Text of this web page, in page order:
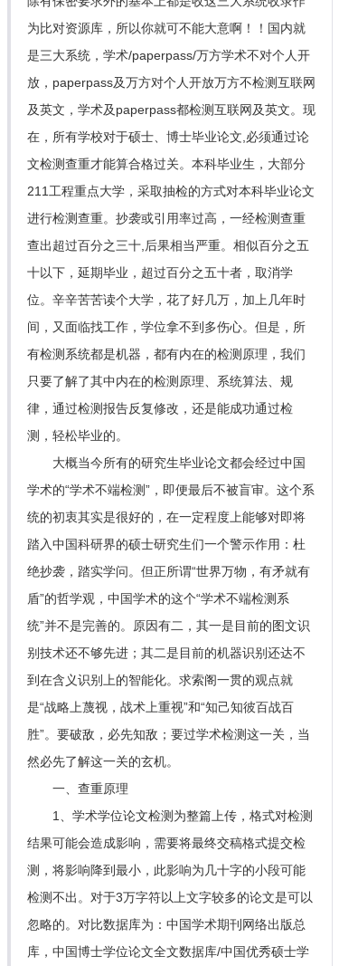
为比对资源库，所以你就可不能大意啊！！国内就
是三大系统，学术/paperpass/万方学术不对个人开
放，paperpass及万方对个人开放万方不检测互联网
及英文，学术及paperpass都检测互联网及英文。现
在，所有学校对于硕士、博士毕业论文,必须通过论
文检测查重才能算合格过关。本科毕业生，大部分
211工程重点大学，采取抽检的方式对本科毕业论文
进行检测查重。抄袭或引用率过高，一经检测查重
查出超过百分之三十,后果相当严重。相似百分之五
十以下，延期毕业，超过百分之五十者，取消学
位。辛辛苦苦读个大学，花了好几万，加上几年时
间，又面临找工作，学位拿不到多伤心。但是，所
有检测系统都是机器，都有内在的检测原理，我们
只要了解了其中内在的检测原理、系统算法、规
律，通过检测报告反复修改，还是能成功通过检
测，轻松毕业的。
大概当今所有的研究生毕业论文都会经过中国
学术的“学术不端检测”，即便最后不被盲审。这个系
统的初衷其实是很好的，在一定程度上能够对即将
踏入中国科研界的硕士研究生们一个警示作用：杜
绝抄袭，踏实学问。但正所谓“世界万物，有矛就有
盾”的哲学观，中国学术的这个“学术不端检测系
统”并不是完善的。原因有二，其一是目前的图文识
别技术还不够先进；其二是目前的机器识别还达不
到在含义识别上的智能化。求索阁一贯的观点就
是“战略上蔑视，战术上重视”和“知己知彼百战百
胜”。要破敌，必先知敌；要过学术检测这一关，当
然必先了解这一关的玄机。
一、查重原理
1、学术学位论文检测为整篇上传，格式对检测
结果可能会造成影响，需要将最终交稿格式提交检
测，将影响降到最小，此影响为几十字的小段可能
检测不出。对于3万字符以上文字较多的论文是可以
忽略的。对比数据库为：中国学术期刊网络出版总
库，中国博士学位论文全文数据库/中国优秀硕士学